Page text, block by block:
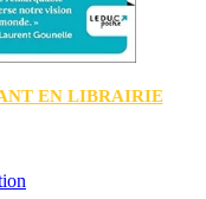
EN LIBRAIRIE